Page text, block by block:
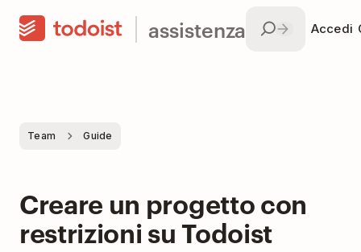
assistenza Accedi
Team Guide
Creare un progetto con
restrizioni su Todoist